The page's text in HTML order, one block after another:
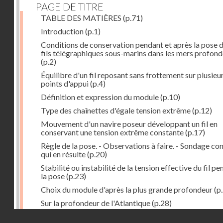
PAGE DE TITRE
TABLE DES MATIÈRES (p.71)
Introduction(p.1)
Conditions de conservation pendant et après la pose
fils télégraphiques sous-marins dans les mers
(p.2)
Équilibre d'un fil reposant sans frottement sur
points d'appui(p.4)
Définition et expression du module(p.10)
Type des chaînettes d'égale tension extrême(p.12)
Mouvement d'un navire poseur développant un fil en
conservant une tension extrême constante(p.17)
Règle de la pose. - Observations à faire. - Sondage
qui en résulte(p.20)
Stabilité ou instabilité de la tension effective du fil
la pose(p.23)
Choix du module d'après la plus grande profondeur
Sur la profondeur de l'Atlantique(p.28)